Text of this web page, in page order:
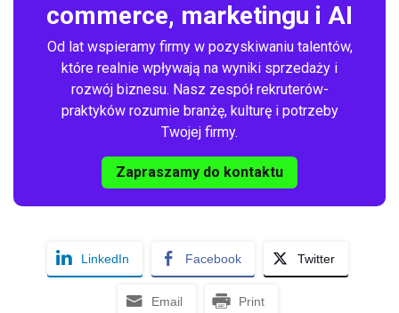
commerce, marketingu i AI
Od lat wspieramy firmy w pozyskiwaniu talentów,
które realnie wpływają na wyniki sprzedaży i
rozwój biznesu. Nasz zespół rekruterów-
praktyków rozumie branżę, kulturę i potrzeby
Twojej firmy.
Zapraszamy do kontaktu
LinkedIn Facebook Twitter
Email Print